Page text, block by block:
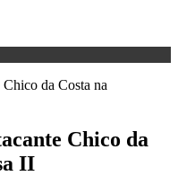
Chico da
II